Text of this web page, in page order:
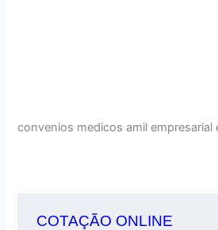
convenios medicos amil empresarial
COTAÇÃO ONLINE